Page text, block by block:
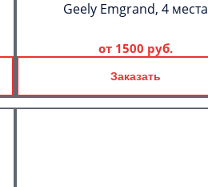
Geely Emgrand, 4 места
от 1500 руб.
Заказать